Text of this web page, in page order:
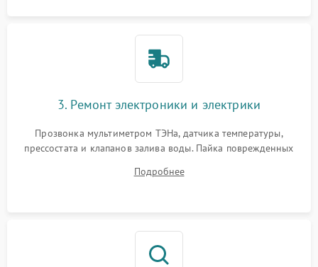
3. Ремонт электроники и электрики
Прозвонка мультиметром ТЭНа, датчика температуры,
прессостата и клапанов залива воды. Пайка поврежденных
Восстановление целостности проводки и контактов.
Подробнее